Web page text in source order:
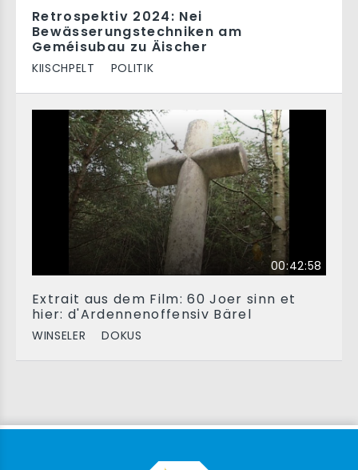
Retrospektiv 2024: Nei
Bewässerungstechniken am
Geméisubau zu Äischer
KIISCHPELT POLITIK
00:42:58
Extrait aus dem Film: 60 Joer sinn et
hier: d'Ardennenoffensiv Bärel
WINSELER DOKUS